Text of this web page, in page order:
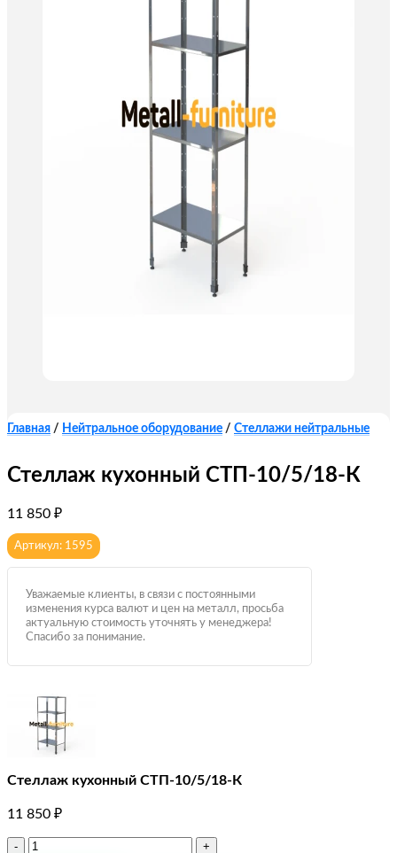
Главная / Нейтральное оборудование / Стеллажи нейтральные
Стеллаж кухонный СТП-10/5/18-К
11 850 ₽
Артикул: 1595
Уважаемые клиенты, в связи с постоянными
изменения курса валют и цен на металл, просьба
актуальную стоимость уточнять у менеджера!
Спасибо за понимание.
Стеллаж кухонный СТП-10/5/18-К
11 850 ₽
Количество